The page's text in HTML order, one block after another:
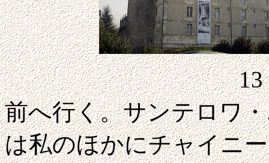
13：20前にイ
前へ行く。サンテロワ
は私のほかにチャイニ